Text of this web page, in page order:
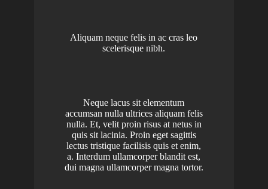
Aliquam neque felis in ac cras leo
scelerisque nibh.
Neque lacus sit elementum
accumsan nulla ultrices aliquam felis
nulla. Et, velit proin risus at netus in
quis sit lacinia. Proin eget sagittis
lectus tristique facilisis quis et enim,
a. Interdum ullamcorper blandit est,
dui magna ullamcorper magna tortor.